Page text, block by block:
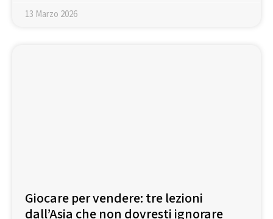
13 Marzo 2026
Giocare per vendere: tre lezioni
dall’Asia che non dovresti ignorare